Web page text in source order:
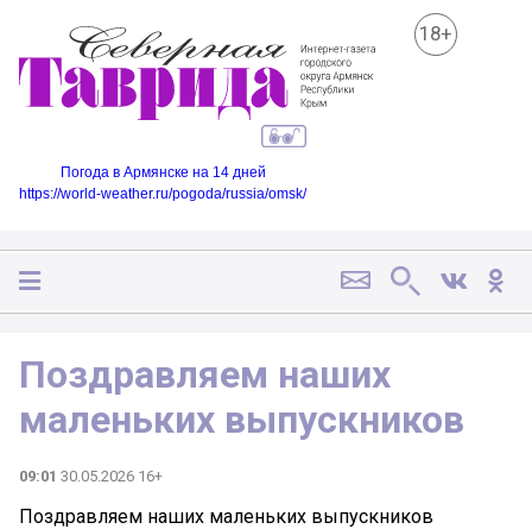
18+
Погода в Армянске на 14 дней
https://world-weather.ru/pogoda/russia/omsk/
Поздравляем наших
маленьких выпускников
09:01 30.05.2026 16+
Поздравляем наших маленьких выпускников